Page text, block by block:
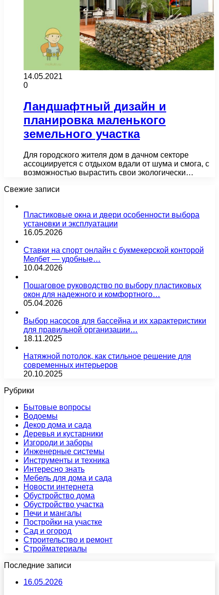
14.05.2021
0
Ландшафтный дизайн и
планировка маленького
земельного участка
Для городского жителя дом в дачном секторе
ассоциируется с отдыхом вдали от шума и смога, с
возможностью вырастить свои экологически…
Свежие записи
Пластиковые окна и двери особенности выбора
установки и эксплуатации
16.05.2026
Ставки на спорт онлайн с букмекерской конторой
Мелбет — удобные…
10.04.2026
Пошаговое руководство по выбору пластиковых
окон для надежного и комфортного…
05.04.2026
Выбор насосов для бассейна и их характеристики
для правильной организации…
18.11.2025
Натяжной потолок, как стильное решение для
современных интерьеров
20.10.2025
Рубрики
Бытовые вопросы
Водоемы
Декор дома и сада
Деревья и кустарники
Изгороди и заборы
Инженерные системы
Инструменты и техника
Интересно знать
Мебель для дома и сада
Новости интернета
Обустройство дома
Обустройство участка
Печи и мангалы
Постройки на участке
Сад и огород
Строительство и ремонт
Стройматериалы
Последние записи
16.05.2026